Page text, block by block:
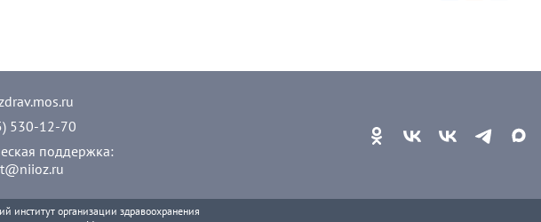
530-12-70
поддержка:
институт организации здравоохранения